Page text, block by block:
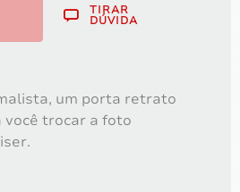
TIRAR
DÚVIDA
um porta retrato
você trocar a foto